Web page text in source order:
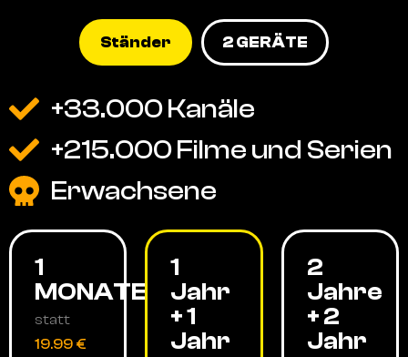
Ständer 2 GERÄTE
+33.000 Kanäle
+215.000 Filme und Serien
Erwachsene
1
MONATE
statt
19.99 €
1
Jahr
+ 1
Jahr
2
Jahre
+ 2
Jahr